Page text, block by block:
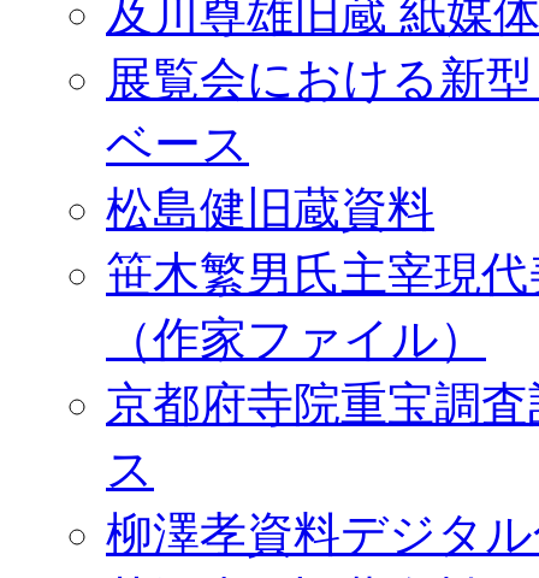
及川尊雄旧蔵 紙媒
展覧会における新
ベース
松島健旧蔵資料
笹木繁男氏主宰現
（作家ファイル）
京都府寺院重宝調
ス
柳澤孝資料デジタ